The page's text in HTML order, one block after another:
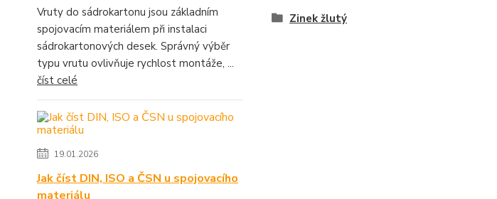
Vruty do sádrokartonu jsou základním
spojovacím materiálem při instalaci
sádrokartonových desek. Správný výběr
typu vrutu ovlivňuje rychlost montáže, ...
číst celé
19.01.2026
Jak číst DIN, ISO a ČSN u spojovacího
materiálu
Zinek žlutý